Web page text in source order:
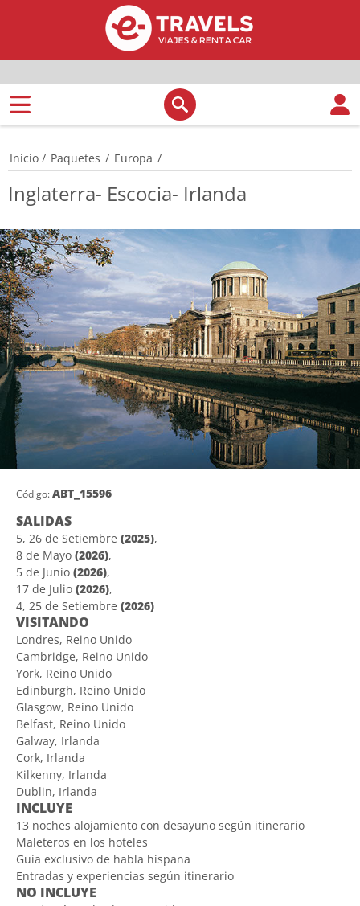
Inicio / Paquetes / Europa /
Inglaterra- Escocia- Irlanda
Código:ABT_15596
SALIDAS
5, 26 de Setiembre (2025),
8 de Mayo (2026),
5 de Junio (2026),
17 de Julio (2026),
4, 25 de Setiembre (2026)
VISITANDO
Londres, Reino Unido
Cambridge, Reino Unido
York, Reino Unido
Edinburgh, Reino Unido
Glasgow, Reino Unido
Belfast, Reino Unido
Galway, Irlanda
Cork, Irlanda
Kilkenny, Irlanda
Dublin, Irlanda
INCLUYE
13 noches alojamiento con desayuno según itinerario
Maleteros en los hoteles
Guía exclusivo de habla hispana
Entradas y experiencias según itinerario
NO INCLUYE